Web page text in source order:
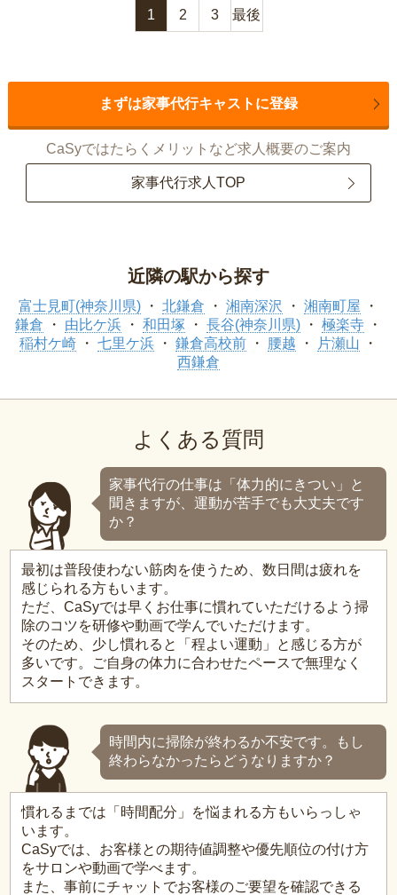
1 2 3 最後
まずは家事代行キャストに登録
CaSyではたらくメリットなど求人概要のご案内
家事代行求人TOP
近隣の駅から探す
富士見町(神奈川県) 北鎌倉 湘南深沢
湘南町屋
鎌倉
由比ケ浜 和田塚 長谷(神奈川県)
極楽寺
稲村ケ崎
七里ケ浜 鎌倉高校前 腰越
片瀬山
西鎌倉
よくある質問
家事代行の仕事は「体力的にきつい」と
聞きますが、運動が苦手でも大丈夫です
か？
最初は普段使わない筋肉を使うため、数日間は疲れを
感じられる方もいます。
ただ、CaSyでは早くお仕事に慣れていただけるよう掃
除のコツを研修や動画で学んでいただけます。
そのため、少し慣れると「程よい運動」と感じる方が
多いです。ご自身の体力に合わせたペースで無理なく
スタートできます。
時間内に掃除が終わるか不安です。もし
終わらなかったらどうなりますか？
慣れるまでは「時間配分」を悩まれる方もいらっしゃ
います。
CaSyでは、お客様との期待値調整や優先順位の付け方
をサロンや動画で学べます。
また、事前にチャットでお客様のご要望を確認できる